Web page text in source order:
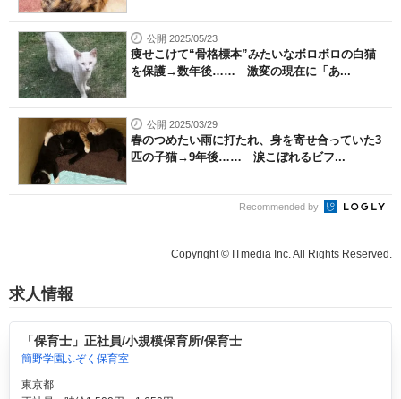
公開 2025/05/23
痩せこけて“骨格標本”みたいなボロボロの白猫
を保護→数年後…… 激変の現在に「あ...
公開 2025/03/29
春のつめたい雨に打たれ、身を寄せ合っていた3
匹の子猫→9年後…… 涙こぼれるビフ...
Recommended by
Copyright © ITmedia Inc. All Rights Reserved.
求人情報
「保育士」正社員/小規模保育所/保育士
簡野学園ふぞく保育室
東京都